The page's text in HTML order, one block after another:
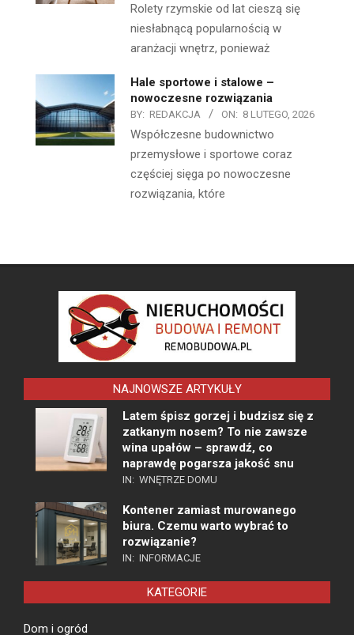
Rolety rzymskie od lat cieszą się
niesłabnącą popularnością w
aranżacji wnętrz, ponieważ
Hale sportowe i stalowe –
nowoczesne rozwiązania
BY: REDAKCJA ON: 8 LUTEGO, 2026
Współczesne budownictwo
przemysłowe i sportowe coraz
częściej sięga po nowoczesne
rozwiązania, które
NAJNOWSZE ARTYKUŁY
Latem śpisz gorzej i budzisz się z
zatkanym nosem? To nie zawsze
wina upałów – sprawdź, co
naprawdę pogarsza jakość snu
IN: WNĘTRZE DOMU
Kontener zamiast murowanego
biura. Czemu warto wybrać to
rozwiązanie?
IN: INFORMACJE
KATEGORIE
Dom i ogród